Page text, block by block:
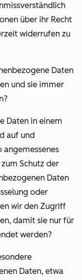
über ihr Recht
widerrufen zu
Daten
und sie immer
Daten in einem
auf und
angemessenes
Schutz der
Daten
oder
wir den Zugriff
damit sie nur für
werden?
Daten, etwa